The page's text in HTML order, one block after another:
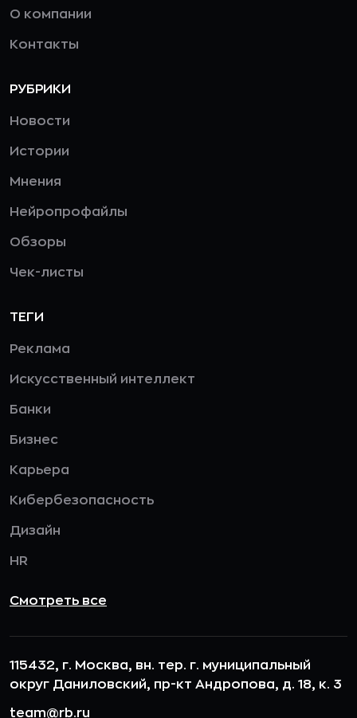
О компании
Контакты
РУБРИКИ
Новости
Истории
Мнения
Нейропрофайлы
Обзоры
Чек-листы
ТЕГИ
Реклама
Искусственный интеллект
Банки
Бизнес
Карьера
Кибербезопасность
Дизайн
HR
Смотреть все
115432, г. Москва, вн. тер. г. муниципальный
округ Даниловский, пр-кт Андропова, д. 18, к. 3
team@rb.ru